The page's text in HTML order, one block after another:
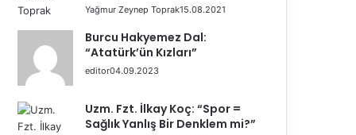
Yağmur Zeynep Toprak15.08.2021
Burcu Hakyemez Dal:
“Atatürk’ün Kızları”
editor04.09.2023
Uzm. Fzt. İlkay Koç: “Spor =
Sağlık Yanlış Bir Denklem mi?”